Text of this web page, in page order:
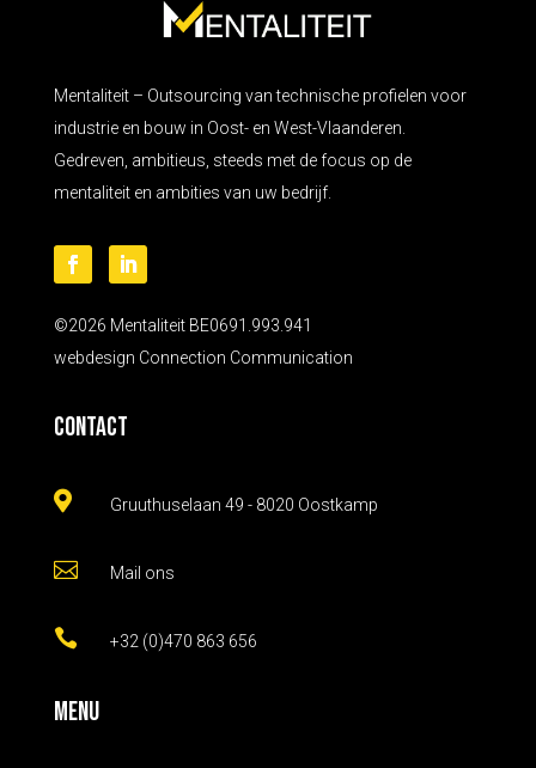
Mentaliteit – Outsourcing van technische profielen voor
industrie en bouw in Oost- en West-Vlaanderen.
Gedreven, ambitieus, steeds met de focus op de
mentaliteit en ambities van uw bedrijf.
©2026 Mentaliteit BE0691.993.941
webdesign Connection Communication
Contact
 Gruuthuselaan 49 - 8020 Oostkamp
 Mail ons
 +32 (0)470 863 656
Menu